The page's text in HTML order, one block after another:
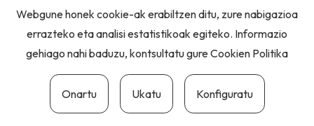
Webgune honek cookie-ak erabiltzen ditu, zure nabigazioa
errazteko eta analisi estatistikoak egiteko. Informazio
gehiago nahi baduzu, kontsultatu gureCookien Politika
Onartu Ukatu Konfiguratu